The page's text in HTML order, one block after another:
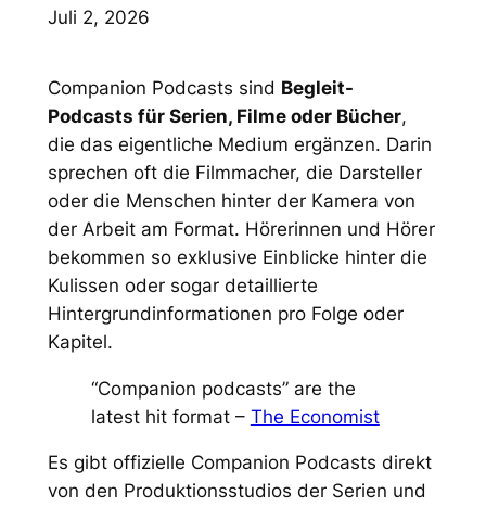
Juli 2, 2026
Companion Podcasts sind Begleit-
Podcasts für Serien, Filme oder Bücher,
die das eigentliche Medium ergänzen. Darin
sprechen oft die Filmmacher, die Darsteller
oder die Menschen hinter der Kamera von
der Arbeit am Format. Hörerinnen und Hörer
bekommen so exklusive Einblicke hinter die
Kulissen oder sogar detaillierte
Hintergrundinformationen pro Folge oder
Kapitel.
“Companion podcasts” are the
latest hit format – The Economist
Es gibt offizielle Companion Podcasts direkt
von den Produktionsstudios der Serien und